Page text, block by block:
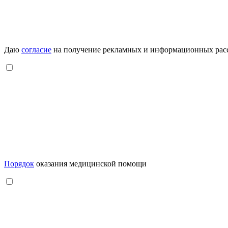
Даю согласие на получение рекламных и информационных
Порядок оказания медицинской помощи